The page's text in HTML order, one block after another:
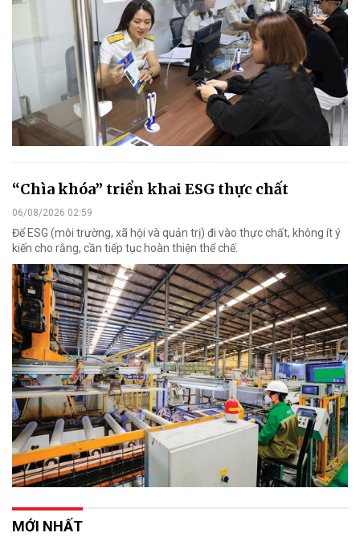
“Chìa khóa” triển khai ESG thực chất
06/08/2026 02:59
Để ESG (môi trường, xã hội và quản trị) đi vào thực chất, không ít ý
kiến cho rằng, cần tiếp tục hoàn thiện thể chế.
MỚI NHẤT